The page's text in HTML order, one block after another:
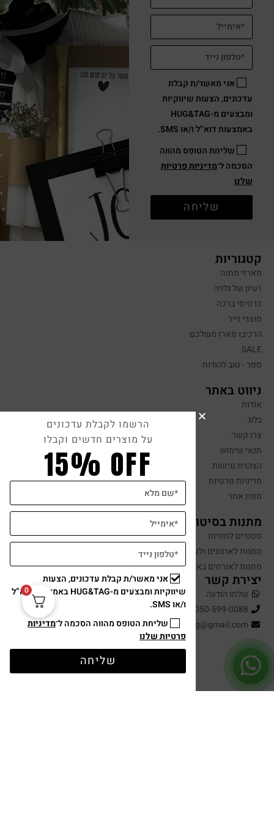
אני מאשר/ת קבלת
עדכונים, הצעות שיווקיות
ומבצעים מ-HUG&TAG
באמצעות דוא”ל ו/או SMS.
שליחת הטופס מהווה
הסכמה ל־מדיניות פרטיות
שלנו
שליחה
קטגוריות
מארזי מתנה
רעיון של גלויה
כרטיסי ברכה
מוצרי נייר
הרכיבו מארז משלכם
SALE
ספר - טוב להודות
ניווט באתר
אודות
בלוג
צרו קשר
תנאי שימוש
הצהרת נגישות
מדיניות פרטיות
מפת אתר
מתנות בסיטונאות
סטנדים לחנויות
מתנות לארגונים ולעובדים
מתנות לאורחים באירועים
יצירת קשר
שלחו הודעה
050-599-0088
hugandtag@gmail.com
0
הרשמו לקבלת עדכונים
על מוצרים חדשים וקבלו
15% OFF
אני מאשר/ת קבלת עדכונים, הצעות
שיווקיות ומבצעים מ-HUG&TAG באמצעות דוא”ל
ו/או SMS.
שליחת הטופס מהווה הסכמה ל־מדיניות
פרטיות שלנו
שליחה